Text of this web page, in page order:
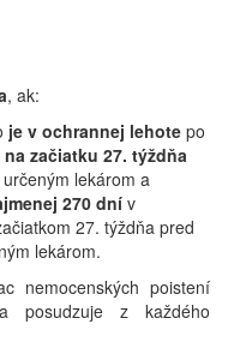
, ak:
je v ochrannej lehote po
na začiatku 27. týždňa
lekárom a
270 dní v
27. týždňa pred
lekárom.
nemocenských poistení
posudzuje z každého